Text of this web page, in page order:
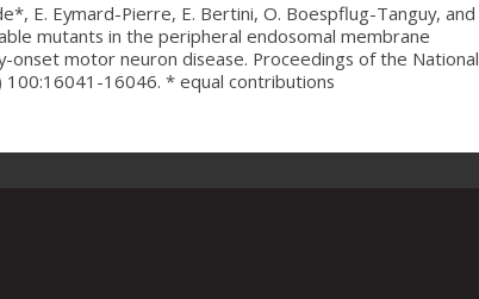
E. Eymard-Pierre, E. Bertini, O. Boespflug-Tanguy, and
mutants in the peripheral endosomal membrane
onset motor neuron disease. Proceedings of the National
100:16041-16046. * equal contributions